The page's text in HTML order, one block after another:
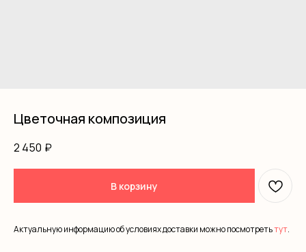
Цветочная композиция
2 450 ₽
В корзину
Актуальную информацию об условиях доставки можно посмотретьтут.